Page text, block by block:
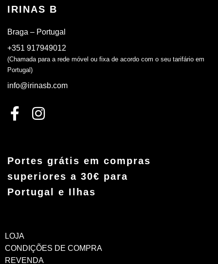
IRINAS B
Braga – Portugal
+351 917949012
(Chamada para a rede móvel ou fixa de acordo com o seu tarifário em
Portugal)
info@irinasb.com
Portes grátis em compras
superiores a 30€ para
Portugal e Ilhas
LOJA
CONDIÇÕES DE COMPRA
REVENDA